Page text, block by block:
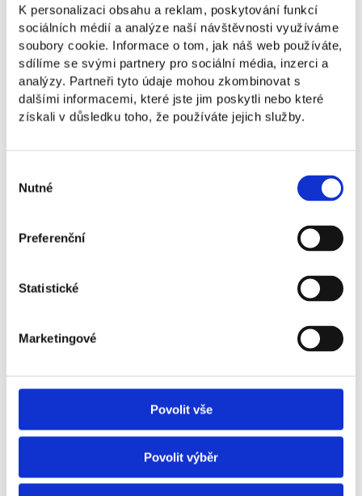
K personalizaci obsahu a reklam, poskytování funkcí
sociálních médií a analýze naší návštěvnosti využíváme
soubory cookie. Informace o tom, jak náš web používáte,
sdílíme se svými partnery pro sociální média, inzerci a
analýzy. Partneři tyto údaje mohou zkombinovat s
dalšími informacemi, které jste jim poskytli nebo které
získali v důsledku toho, že používáte jejich služby.
souhlasu
Nutné
Preferenční
Statistické
Marketingové
Povolit vše
Povolit výběr
akreditace je vnímána jako mezinárodní značka
kvality v oblasti business vzdělávání.
Improvement Review – a na představení klíčových
standardů kvality v oblasti strategického řízení,
Účastníci získají konkrétní doporučení k přípravě
administrativních a finančních nárocích a budou mít
prostor pro dotazy, diskuzi i individuální konzultace
Součástí programu je také příspěvek věnovaný
internacionalizaci vzdělávání v České republice,
s mezinárodním rozvojem instituce. Seminář tak
kombinuje oficiální informace přímo od akreditační
autority s praktickým pohledem hostitelské
Cílem setkání je poskytnout školám jasnou orientaci